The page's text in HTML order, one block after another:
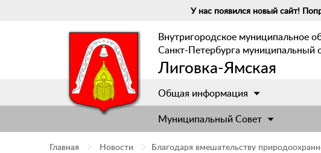
У нас появился новый сайт!
Внутригородское муниципальное
Санкт-Петербурга муниципальный
Лиговка-Ямская
Общая информация
Муниципальный Cовет
Главная Новости Благодаря вмешательству